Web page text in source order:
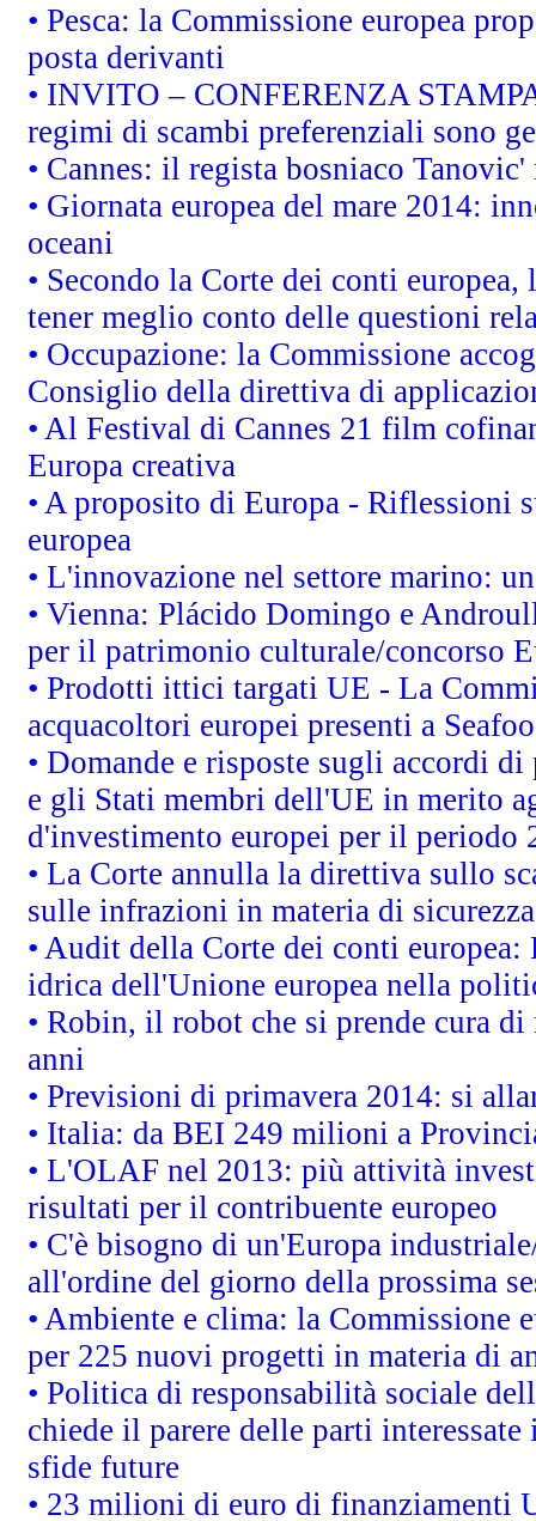
• Pesca: la Commissione europea
posta derivanti
• INVITO – CONFERENZA
regimi di scambi preferenziali sono
• Cannes: il regista bosniaco
• Giornata europea del mare 2014:
oceani
• Secondo la Corte dei conti
tener meglio conto delle questioni
• Occupazione: la Commissione
Consiglio della direttiva di
• Al Festival di Cannes 21 film
Europa creativa
• A proposito di Europa - Riflessioni
europea
• L'innovazione nel settore marino:
• Vienna: Plácido Domingo e
per il patrimonio culturale/concorso
• Prodotti ittici targati UE - La
acquacoltori europei presenti a
• Domande e risposte sugli accordi
e gli Stati membri dell'UE in merito
d'investimento europei per il periodo
• La Corte annulla la direttiva sullo
sulle infrazioni in materia di
• Audit della Corte dei conti
idrica dell'Unione europea nella
• Robin, il robot che si prende cura
anni
• Previsioni di primavera 2014: si
• Italia: da BEI 249 milioni a
• L'OLAF nel 2013: più attività
risultati per il contribuente europeo
• C'è bisogno di un'Europa
all'ordine del giorno della prossima
• Ambiente e clima: la Commissione
per 225 nuovi progetti in materia di
• Politica di responsabilità sociale
chiede il parere delle parti
sfide future
• 23 milioni di euro di finanziamenti